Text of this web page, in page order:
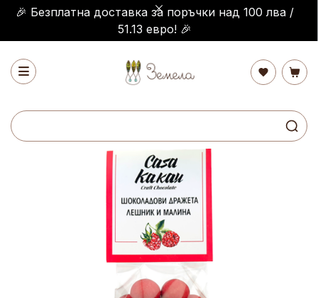
🎉 Безплатна доставка за поръчки над 100 лва /
51.13 евро! 🎉